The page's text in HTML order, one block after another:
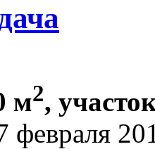
м2,
февраля